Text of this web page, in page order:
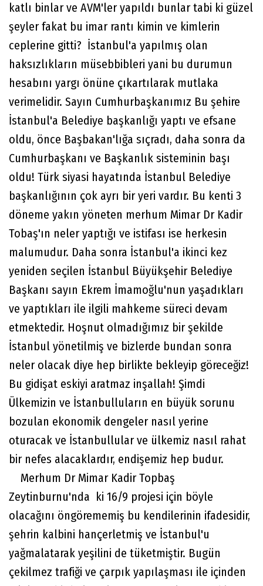
katlı binlar ve AVM'ler yapıldı bunlar tabi ki güzel
şeyler fakat bu imar rantı kimin ve kimlerin
ceplerine gitti? İstanbul'a yapılmış olan
haksızlıkların müsebbibleri yani bu durumun
hesabını yargı önüne çıkartılarak mutlaka
verimelidir. Sayın Cumhurbaşkanımız Bu şehire
İstanbul'a Belediye başkanlığı yaptı ve efsane
oldu, önce Başbakan'lığa sıçradı, daha sonra da
Cumhurbaşkanı ve Başkanlık sisteminin başı
oldu! Türk siyasi hayatında İstanbul Belediye
başkanlığının çok ayrı bir yeri vardır. Bu kenti 3
döneme yakın yöneten merhum Mimar Dr Kadir
Tobaş'ın neler yaptığı ve istifası ise herkesin
malumudur. Daha sonra İstanbul'a ikinci kez
yeniden seçilen İstanbul Büyükşehir Belediye
Başkanı sayın Ekrem İmamoğlu'nun yaşadıkları
ve yaptıkları ile ilgili mahkeme süreci devam
etmektedir. Hoşnut olmadığımız bir şekilde
İstanbul yönetilmiş ve bizlerde bundan sonra
neler olacak diye hep birlikte bekleyip göreceğiz!
Bu gidişat eskiyi aratmaz inşallah! Şimdi
Ülkemizin ve İstanbulluların en büyük sorunu
bozulan ekonomik dengeler nasıl yerine
oturacak ve İstanbullular ve ülkemiz nasıl rahat
bir nefes alacaklardır, endişemiz hep budur.
Merhum Dr Mimar Kadir Topbaş
Zeytinburnu'nda ki 16/9 projesi için böyle
olacağını öngörememiş bu kendilerinin ifadesidir,
şehrin kalbini hançerletmiş ve İstanbul'u
yağmalatarak yeşilini de tüketmiştir. Bugün
çekilmez trafiği ve çarpık yapılaşması ile içinden